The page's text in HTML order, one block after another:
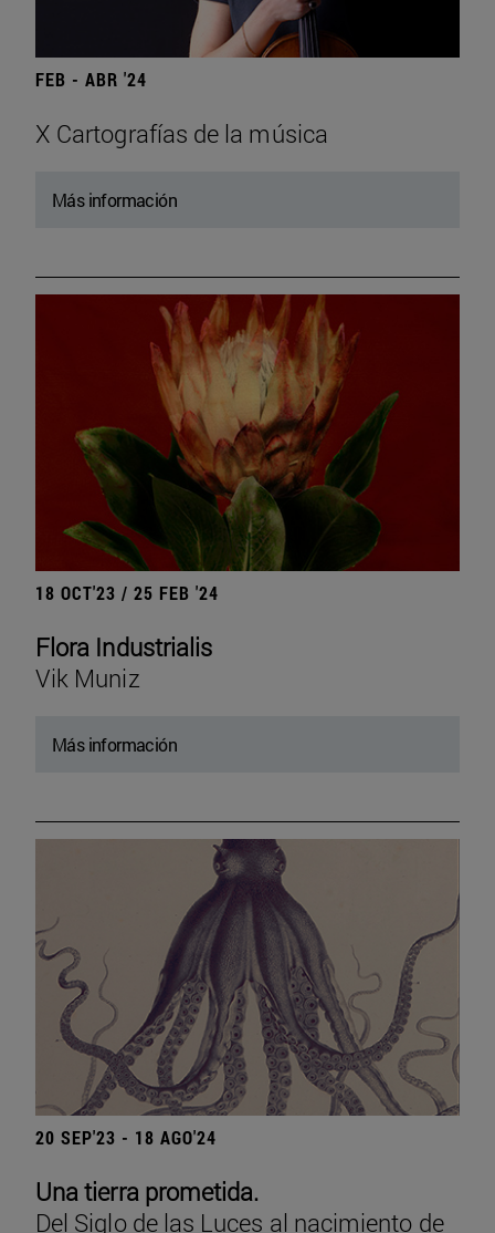
FEB - ABR '24
X Cartografías de la música
Más información
18 OCT'23 / 25 FEB '24
Flora Industrialis
Vik Muniz
Más información
20 SEP'23 - 18 AGO'24
Una tierra prometida.
Del Siglo de las Luces al nacimiento de